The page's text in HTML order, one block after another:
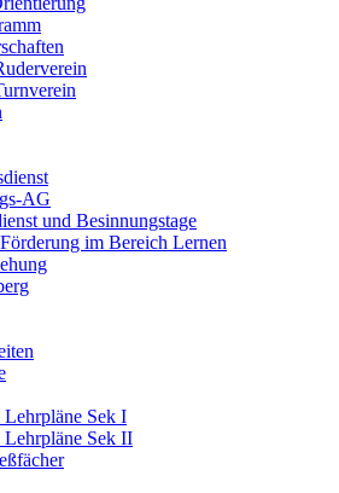
AG
und Besinnungstage
im Bereich Lernen
Lehrpläne Sek I
Lehrpläne Sek II